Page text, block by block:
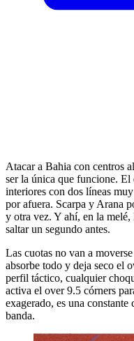
Atacar a Bahia con centros
ser la única que funcione.
interiores con dos líneas
por afuera. Scarpa y Arana
y otra vez. Y ahí, en la
saltar un segundo antes.
Las cuotas no van a
absorbe todo y deja seco el
perfil táctico, cualquier
activa el over 9.5 córners
exagerado, es una
banda.